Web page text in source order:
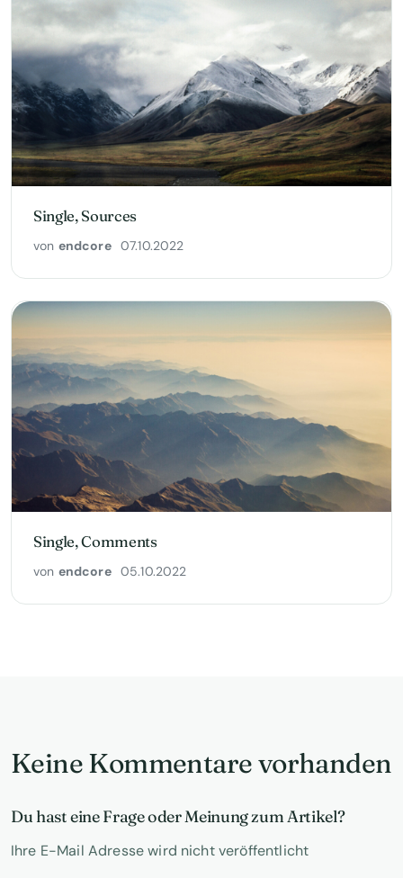
Single, Sources
von endcore 07.10.2022
Single, Comments
von endcore 05.10.2022
Keine Kommentare vorhanden
Du hast eine Frage oder Meinung zum Artikel?
Ihre E-Mail Adresse wird nicht veröffentlicht